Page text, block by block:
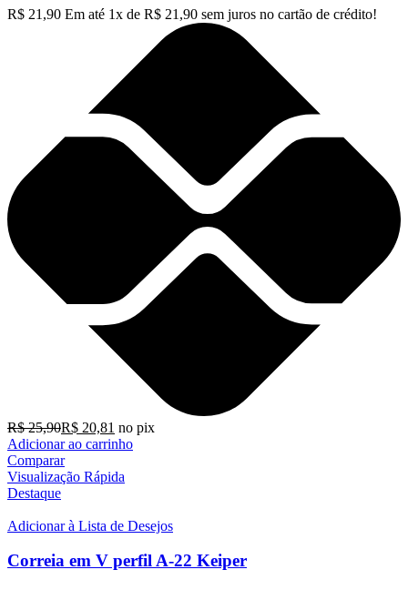
R$ 21,90 Em até 1x de R$ 21,90 sem juros no cartão de crédito!
R$25,90R$ 20,81 no pix
Adicionar ao carrinho
Comparar
Visualização Rápida
Destaque
Adicionar à Lista de Desejos
Correia em V perfil A-22 Keiper